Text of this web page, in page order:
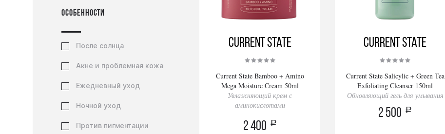
Особенности
После солнца
Акне и проблемная кожа
Ежедневный уход
Ночной уход
Против пигментации
Current State
Current State Bamboo + Amino
Mega Moisture Cream 50ml
Увлажняющий крем с
аминокислотами
2 400 a
Current State
Current State Salicylic + Green Tea
Exfoliating Cleanser 150ml
Обновляющий гель для умывания
2 500 a